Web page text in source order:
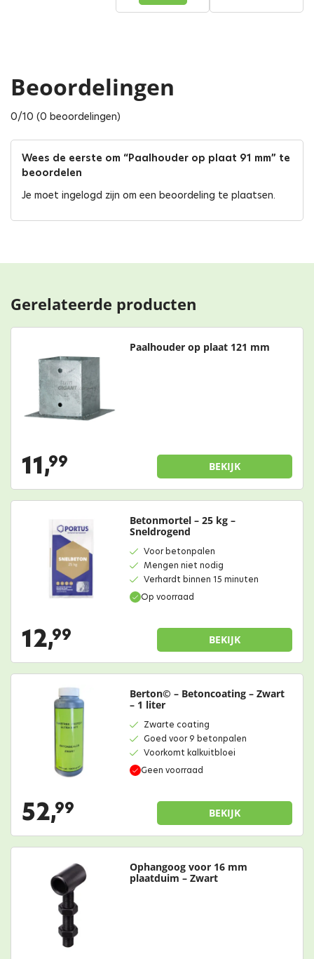
Beoordelingen
0/10 (0 beoordelingen)
Wees de eerste om “Paalhouder op plaat 91 mm” te
beoordelen
Je moet ingelogd zijn om een beoordeling te plaatsen.
Gerelateerde producten
Paalhouder op plaat 121 mm
11,99 BEKIJK
Op voorraad
Betonmortel – 25 kg –
Sneldrogend
Voor betonpalen
Mengen niet nodig
Verhardt binnen 15 minuten
12,99 BEKIJK
Geen voorraad
Berton© – Betoncoating – Zwart
– 1 liter
Zwarte coating
Goed voor 9 betonpalen
Voorkomt kalkuitbloei
52,99 BEKIJK
Ophangoog voor 16 mm
plaatduim – Zwart